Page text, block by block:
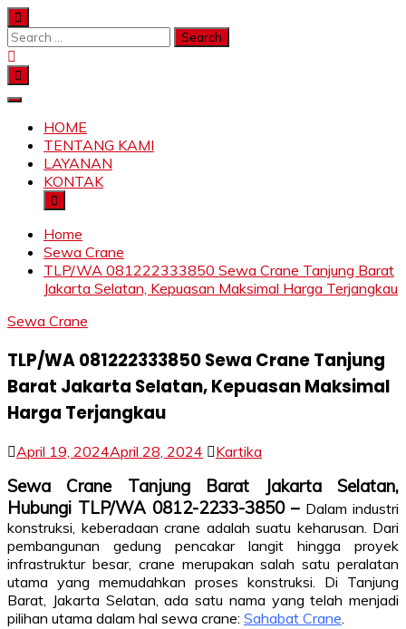
Skip
to
content
Search
for:
SKYLIFTHOME
TENTANG KAMI
LAYANAN
KONTAK
Home
Sewa Crane
TLP/WA 081222333850 Sewa Crane Tanjung Barat
Jakarta Selatan, Kepuasan Maksimal Harga Terjangkau
Sewa Crane
TLP/WA 081222333850 Sewa Crane Tanjung
Barat Jakarta Selatan, Kepuasan Maksimal
Harga Terjangkau
April 19, 2024April 28, 2024 Kartika
Sewa Crane Tanjung Barat Jakarta Selatan,
Hubungi TLP/WA 0812-2233-3850 – Dalam industri
konstruksi, keberadaan crane adalah suatu keharusan. Dari
pembangunan gedung pencakar langit hingga proyek
infrastruktur besar, crane merupakan salah satu peralatan
utama yang memudahkan proses konstruksi. Di Tanjung
Barat, Jakarta Selatan, ada satu nama yang telah menjadi
pilihan utama dalam hal sewa crane: Sahabat Crane.